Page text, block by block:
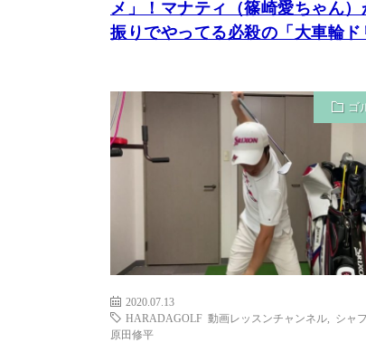
メ」！マナティ（篠崎愛ちゃん）
振りでやってる必殺の「大車輪ド
ゴ
2020.07.13
HARADAGOLF 動画レッスンチャンネル
シャ
原田修平